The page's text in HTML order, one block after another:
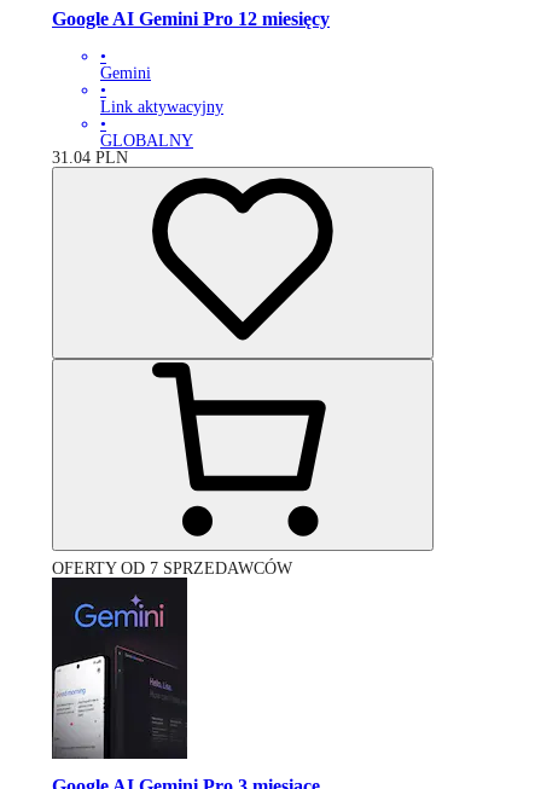
Google AI Gemini Pro 12 miesięcy
•
Gemini
•
Link aktywacyjny
•
GLOBALNY
31.04 PLN
OFERTY OD 7 SPRZEDAWCÓW